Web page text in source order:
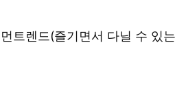
트렌드(즐기면서 다닐 수 있는